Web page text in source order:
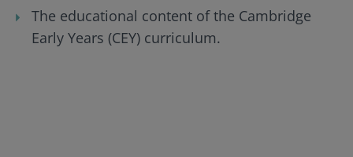
The educational content of the Cambridge
Early Years (CEY) curriculum.